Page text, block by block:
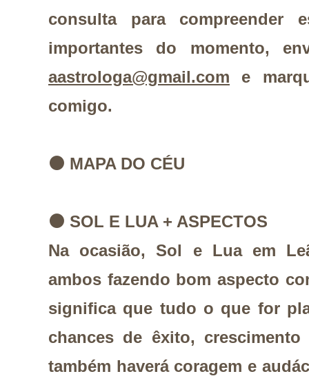
consulta para compreender
importantes do momento,
aastrologa@gmail.com e
comigo.
⚫ MAPA DO CÉU
⚫ SOL E LUA + ASPECTOS
Na ocasião, Sol e Lua em
ambos fazendo bom aspecto
significa que tudo o que for
chances de êxito,
também haverá coragem e